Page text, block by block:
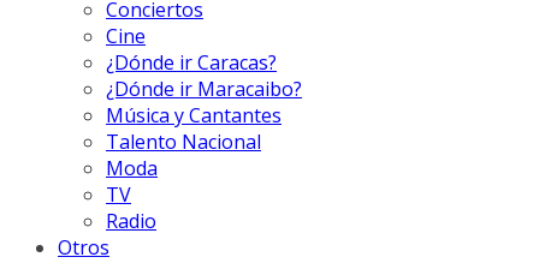
Conciertos
Cine
¿Dónde ir Caracas?
¿Dónde ir Maracaibo?
Música y Cantantes
Talento Nacional
Moda
TV
Radio
Otros